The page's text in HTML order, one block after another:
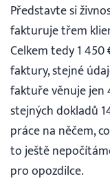
Představte si
fakturuje třem
Celkem tedy 1 450
faktury, stejné
faktuře věnuje jen
stejných dokladů
práce na něčem,
to ještě
pro opozdilce.